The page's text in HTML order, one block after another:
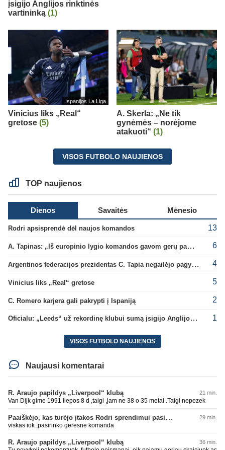
įsigijo Anglijos rinktinės
vartininką (1)
Ispanijos La Liga
Vinicius liks „Real“
gretose (5)
A. Skerla: „Ne tik
gynėmės – norėjome
atakuoti“ (1)
VISOS FUTBOLO NAUJIENOS
TOP naujienos
Dienos Savaitės Mėnesio
Rodri apsisprendė dėl naujos komandos 13
A. Tapinas: „Iš europinio lygio komandos gavom gerų pamokų“ 6
Argentinos federacijos prezidentas C. Tapia negailėjo pagyrų G. Infantino 4
Vinicius liks „Real“ gretose 5
C. Romero karjera gali pakrypti į Ispaniją 2
Oficialu: „Leeds“ už rekordinę klubui sumą įsigijo Anglijos rinktinės vartininką 1
VISOS FUTBOLO NAUJIENOS
Naujausi komentarai
R. Araujo papildys „Liverpool“ klubą 21 min.
Van Dijk gime 1991 liepos 8 d ,taigi ,jam ne 38 o 35 metai .Taigi nepezek
Paaiškėjo, kas turėjo įtakos Rodri sprendimui pasirinkti Barselonos pusę 29 min.
viskas iok ,pasirinko geresne komanda
R. Araujo papildys „Liverpool“ klubą 36 min.